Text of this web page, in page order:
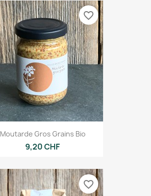
Moutarde Gros Grains Bio
9,20 CHF
favorite_border
favorite_border